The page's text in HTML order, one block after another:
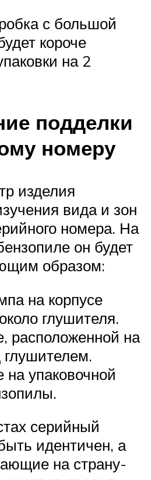
с большой
короче
на 2
подделки
номеру
изделия
вида и зон
номера. На
он будет
образом:
на корпусе
глушителя.
расположенной на
глушителем.
на упаковочной
серийный
идентичен, а
на страну-